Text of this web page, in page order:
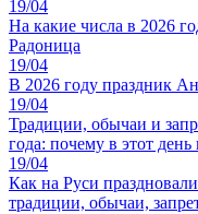
19/04
На какие числа в 2026
Радоница
19/04
В 2026 году праздник
19/04
Традиции, обычаи и
года: почему в этот день
19/04
Как на Руси
традиции, обычаи,